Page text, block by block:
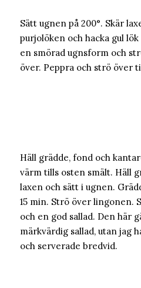
Sätt ugnen på 200°. Skär
purjolöken och hacka gul
en smörad ugnsform och
över. Peppra och strö över
Häll grädde, fond och
värm tills osten smält. Häll
laxen och sätt i ugnen.
15 min. Strö över lingonen.
och en god sallad. Den här
märkvärdig sallad, utan jag
och serverade bredvid.